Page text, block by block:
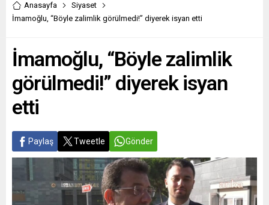
Anasayfa
Siyaset
İmamoğlu, “Böyle zalimlik görülmedi!” diyerek isyan etti
İmamoğlu, “Böyle zalimlik
görülmedi!” diyerek isyan
etti
Paylaş Tweetle Gönder